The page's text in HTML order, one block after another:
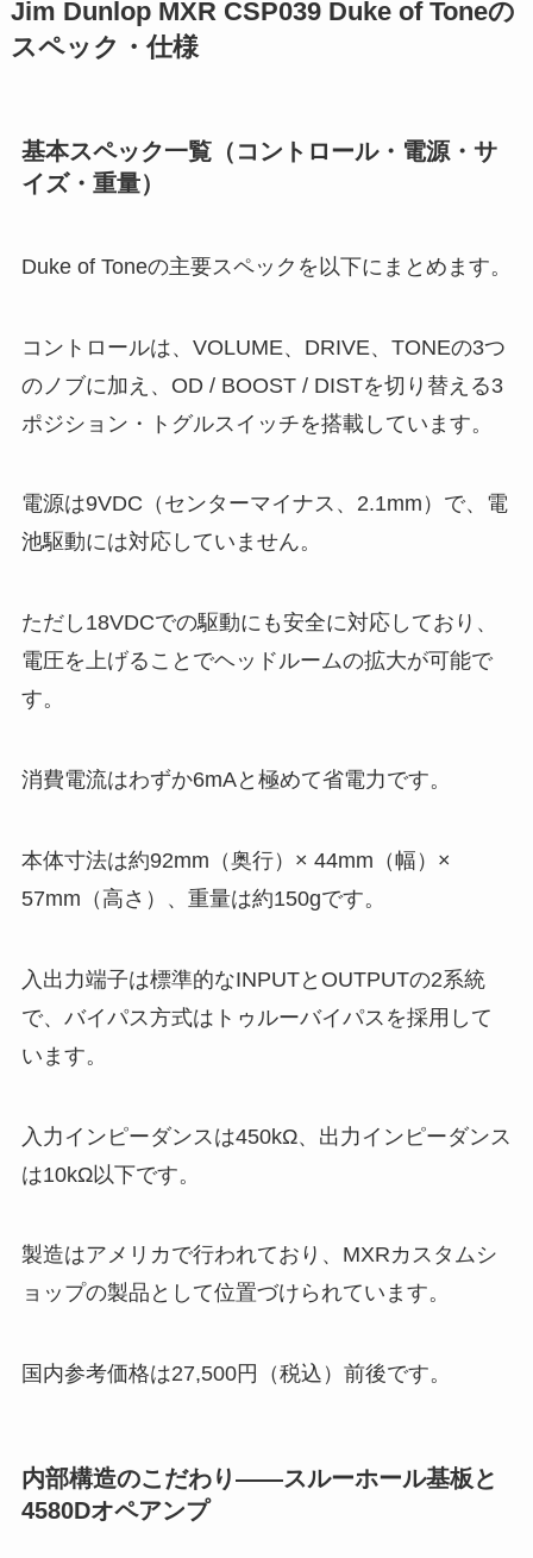
Jim Dunlop MXR CSP039 Duke of Toneの
スペック・仕様
基本スペック一覧（コントロール・電源・サ
イズ・重量）
Duke of Toneの主要スペックを以下にまとめます。
コントロールは、VOLUME、DRIVE、TONEの3つ
のノブに加え、OD / BOOST / DISTを切り替える3
ポジション・トグルスイッチを搭載しています。
電源は9VDC（センターマイナス、2.1mm）で、電
池駆動には対応していません。
ただし18VDCでの駆動にも安全に対応しており、
電圧を上げることでヘッドルームの拡大が可能で
す。
消費電流はわずか6mAと極めて省電力です。
本体寸法は約92mm（奥行）× 44mm（幅）×
57mm（高さ）、重量は約150gです。
入出力端子は標準的なINPUTとOUTPUTの2系統
で、バイパス方式はトゥルーバイパスを採用して
います。
入力インピーダンスは450kΩ、出力インピーダンス
は10kΩ以下です。
製造はアメリカで行われており、MXRカスタムシ
ョップの製品として位置づけられています。
国内参考価格は27,500円（税込）前後です。
内部構造のこだわり——スルーホール基板と
4580Dオペアンプ